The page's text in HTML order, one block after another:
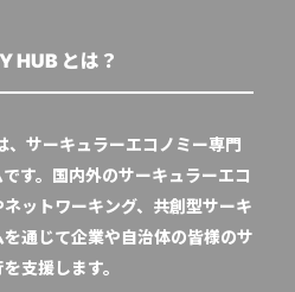
HUB とは？
サーキュラーエコノミー専門
す。国内外のサーキュラーエコ
ットワーキング、共創型サーキ
通じて企業や自治体の皆様のサ
支援します。